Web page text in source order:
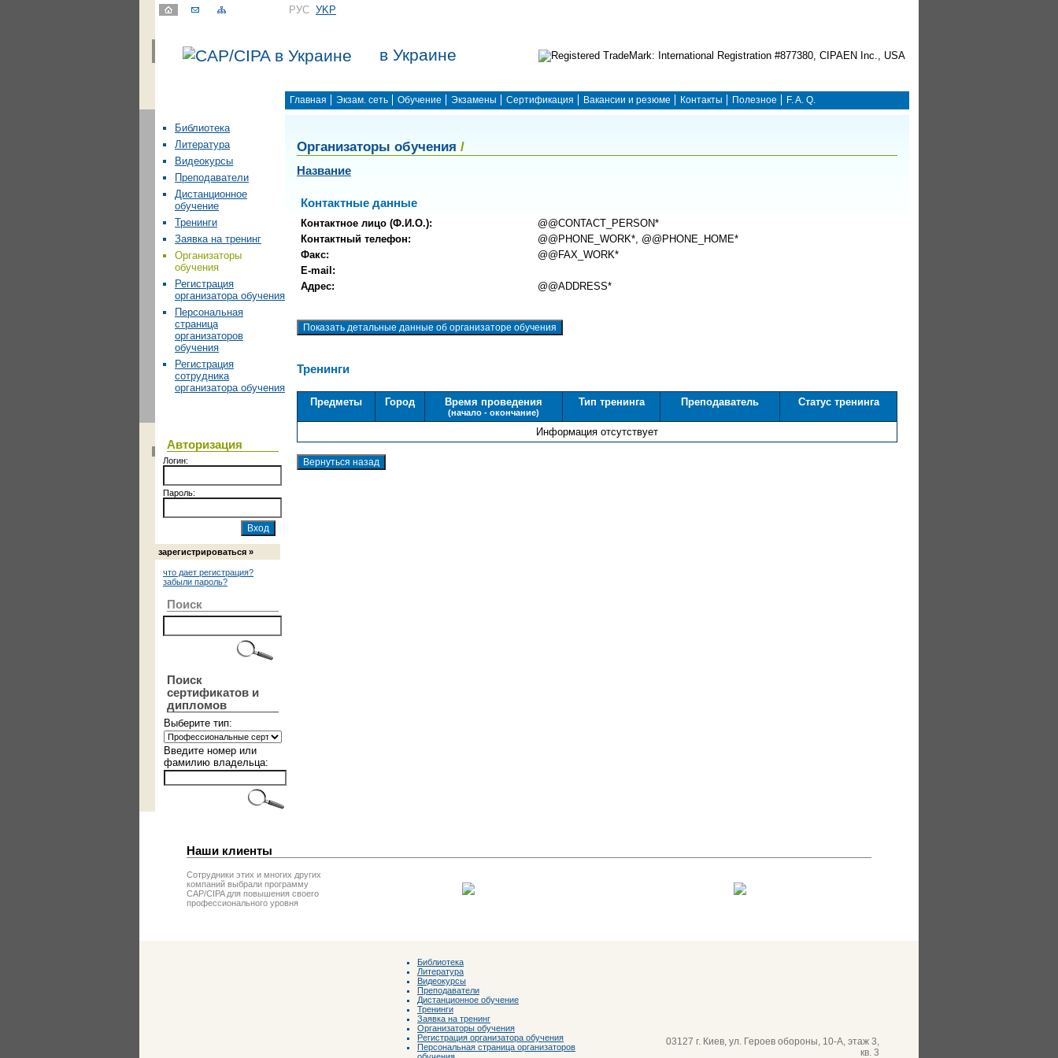
РУС УKР
в Украине
Главная Экзам. сеть Обучение Экзамены Сертификация Вакансии и резюме Контакты Полезное F. A. Q.
Библиотека
Литература
Видеокурсы
Преподаватели
Дистанционное
обучение
Тренинги
Заявка на тренинг
Организаторы
обучения
Регистрация
организатора обучения
Персональная
страница
организаторов
обучения
Регистрация
сотрудника
организатора обучения
Авторизация
Логин:
Пароль:
зарегистрироваться »
что дает регистрация?
забыли пароль?
Поиск
Поиск
сертификатов и
дипломов
Выберите тип:
Введите номер или
фамилию владельца:
Организаторы обучения /
Название
Контактные данные
Контактное лицо (Ф.И.О.):
@@CONTACT_PERSON*
Контактный телефон:
@@PHONE_WORK*, @@PHONE_HOME*
Факс:
@@FAX_WORK*
E-mail:
Адрес:
@@ADDRESS*
Тренинги
Предметы Город Время проведения
(начало - окончание)
Тип тренинга Преподаватель Статус тренинга
Информация отсутствует
Наши клиенты
Сотрудники этих и многих других
компаний выбрали программу
CAP/CIPA для повышения своего
профессионального уровня
Библиотека
Литература
Видеокурсы
Преподаватели
Дистанционное обучение
Тренинги
Заявка на тренинг
Организаторы обучения
Регистрация организатора обучения
Персональная страница организаторов
03127 г. Киев, ул. Героев обороны, 10-А, этаж 3,
кв. 3